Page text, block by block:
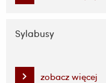
Sylabusy
zobacz więcej